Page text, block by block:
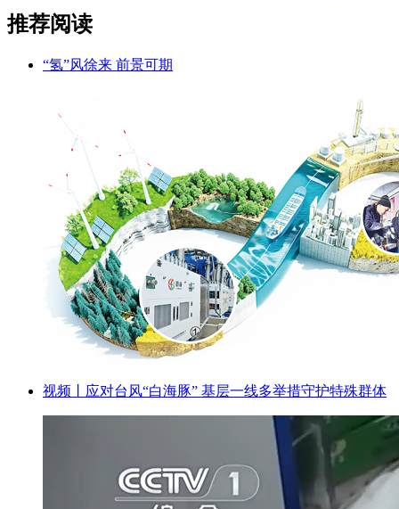
推荐阅读
“氢”风徐来 前景可期
视频丨应对台风“白海豚” 基层一线多举措守护特殊群体